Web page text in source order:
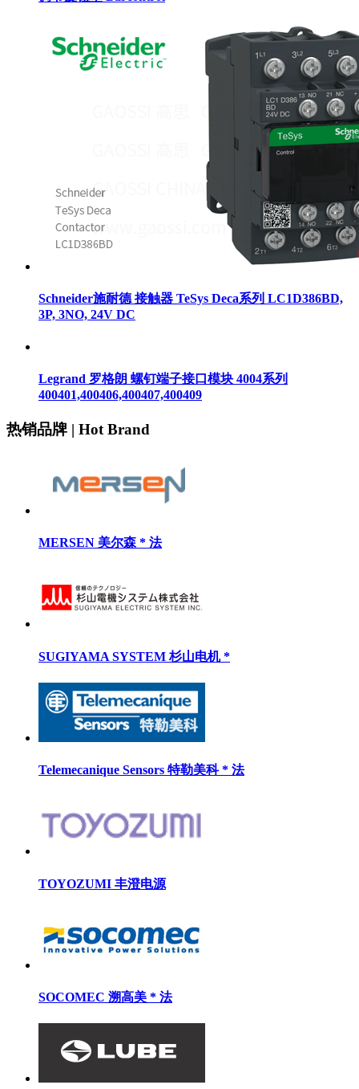
Schneider施耐德 接触器 TeSys Deca系列 LC1D386BD,
3P, 3NO, 24V DC
Legrand 罗格朗 螺钉端子接口模块 4004系列
400401,400406,400407,400409
热销品牌 | Hot Brand
MERSEN 美尔森 * 法
SUGIYAMA SYSTEM 杉山电机 *
Telemecanique Sensors 特勒美科 * 法
TOYOZUMI 丰澄电源
SOCOMEC 溯高美 * 法